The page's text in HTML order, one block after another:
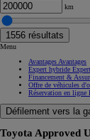
km
1556 résultats
Menu
Avantages Avantages
Expert hybride
Financement &
Offre de véhicules
Réservation en ligne
Défilement vers la
Toyota Approved